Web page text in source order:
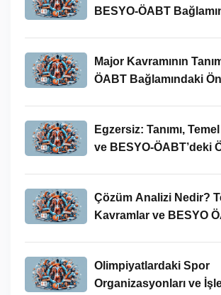
BESYO-ÖABT
Major Kavramının
ÖABT Bağlamındaki
Egzersiz: Tanımı,
ve BESYO-ÖABT’deki
Çözüm Analizi Nedir?
Kavramlar ve BESYO
Olimpiyatlardaki Spor
Organizasyonları ve